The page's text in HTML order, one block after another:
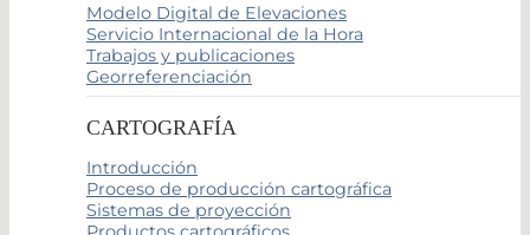
Modelo Digital de Elevaciones
Servicio Internacional de la Hora
Trabajos y publicaciones
Georreferenciación
CARTOGRAFÍA
Introducción
Proceso de producción cartográfica
Sistemas de proyección